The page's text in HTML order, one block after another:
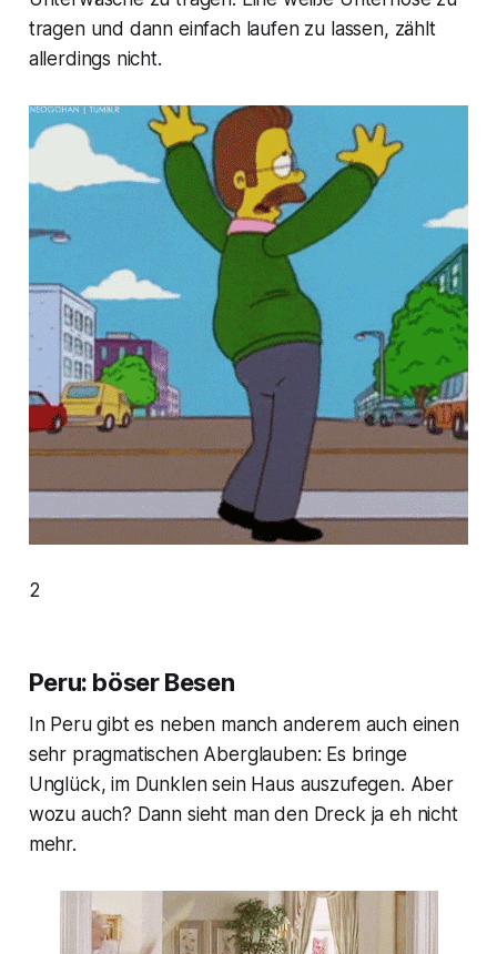
tragen und dann einfach laufen zu lassen, zählt
allerdings nicht.
2
Peru: böser Besen
In Peru gibt es neben manch anderem auch einen
sehr pragmatischen Aberglauben: Es bringe
Unglück, im Dunklen sein Haus auszufegen. Aber
wozu auch? Dann sieht man den Dreck ja eh nicht
mehr.